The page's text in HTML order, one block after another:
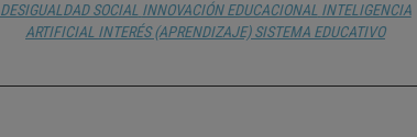
DESIGUALDAD SOCIAL INNOVACIÓN EDUCACIONAL INTELIGENCIA
ARTIFICIAL INTERÉS (APRENDIZAJE) SISTEMA EDUCATIVO